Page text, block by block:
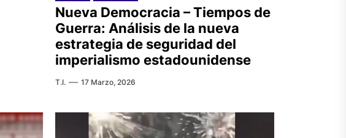
Nueva Democracia – Tiempos de
Guerra: Análisis de la nueva
estrategia de seguridad del
imperialismo estadounidense
T.I. 17 Marzo, 2026